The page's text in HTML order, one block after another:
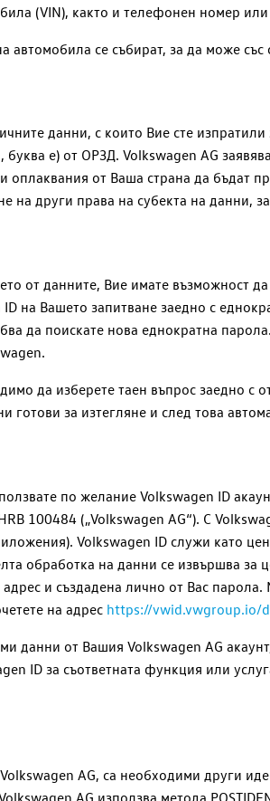
(VIN), както и телефонен номер
се събират, за да може
данни, с които Вие сте изпратили
буква е) от ОРЗД. Volkswagen AG
от Ваша страна да бъдат
други права на субекта на данни,
от данните, Вие имате възможност
на Вашето запитване заедно с
да поискате нова еднократна
да изберете таен въпрос заедно с
за изтегляне и след това
по желание Volkswagen ID
100484 („Volkswagen AG“). С
Volkswagen ID служи като
обработка на данни се извършва за
и създадена лично от Вас
на адрес https://vwid.vwgroup.io/
данни от Вашия Volkswagen AG
ID за съответната функция или
Volkswagen AG, са необходими други